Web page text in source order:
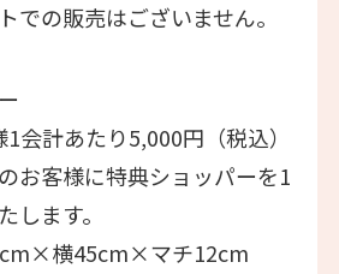
での販売はございません。
会計あたり5,000円（税込）
お客様に特典ショッパーを1
します。
横45cm×マチ12cm